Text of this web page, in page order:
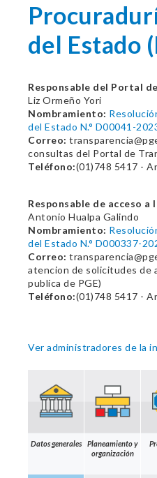
del Estado
Responsable del Portal
Liz Ormeño Yori
Nombramiento:
del Estado N.° D00041-
Correo:
consultas del Portal de
Teléfono:(01)748 5417 -
Responsable de acceso a
Antonio Hualpa Galindo
Nombramiento:
del Estado N.° D000337-
Correo:
atencion de solicitudes de
publica de PGE)
Teléfono:(01)748 5417 -
Ver administradores de la
Datos generales
Planeamiento y
organización